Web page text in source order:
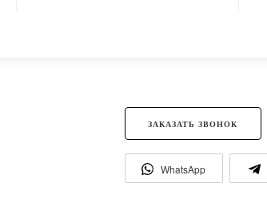
ЗАКАЗАТЬ ЗВОНОК
WhatsApp